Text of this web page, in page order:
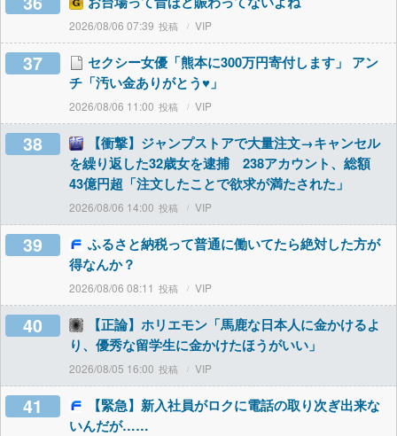
2026/08/06 07:39 VIP
37
セクシー女優「熊本に300万円寄付します」 アン
チ「汚い金ありがとう♥」
2026/08/06 11:00 VIP
38
【衝撃】ジャンプストアで大量注文→キャンセル
を繰り返した32歳女を逮捕 238アカウント、総額
43億円超「注文したことで欲求が満たされた」
2026/08/06 14:00 VIP
39
ふるさと納税って普通に働いてたら絶対した方が
得なんか？
2026/08/06 08:11 VIP
40
【正論】ホリエモン「馬鹿な日本人に金かけるよ
り、優秀な留学生に金かけたほうがいい」
2026/08/05 16:00 VIP
41
【緊急】新入社員がロクに電話の取り次ぎ出来な
いんだが……